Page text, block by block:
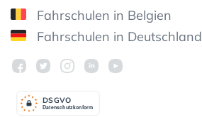
Fahrschulen in Belgien
Fahrschulen in Deutschland
Datenschutzkonform
DSGVO